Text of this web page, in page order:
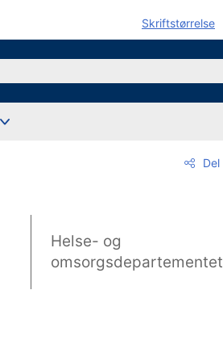
Skriftstørrelse
Del
Helse- og
omsorgsdepartementet